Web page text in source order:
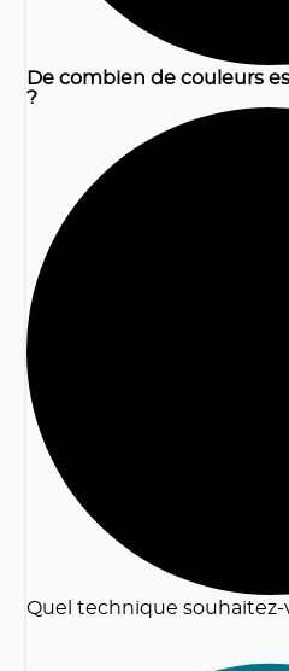
De combien de couleurs
?
Quel technique souhaitez-